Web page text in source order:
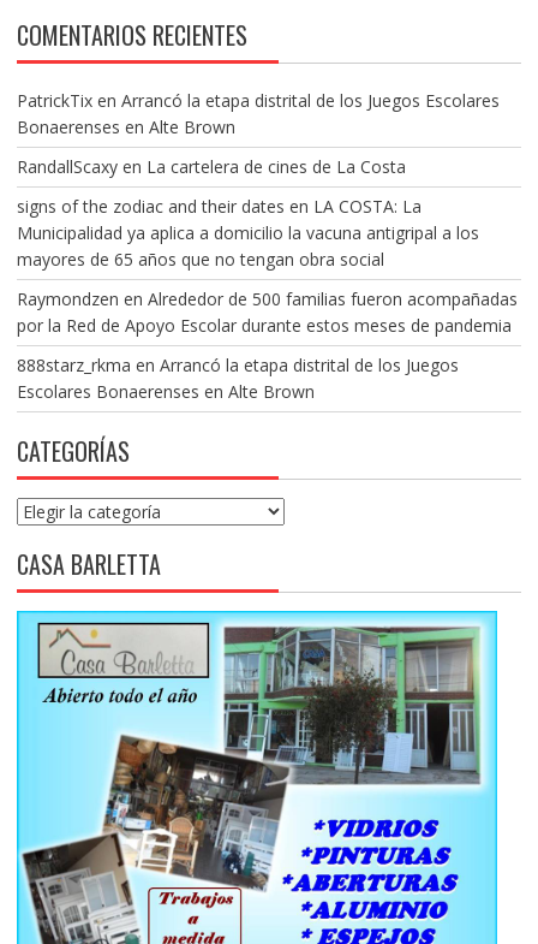
COMENTARIOS RECIENTES
PatrickTixen Arrancó la etapa distrital de los Juegos Escolares
Bonaerenses en Alte Brown
RandallScaxyen La cartelera de cines de La Costa
signs of the zodiac and their dates en LA COSTA: La
Municipalidad ya aplica a domicilio la vacuna antigripal a los
mayores de 65 años que no tengan obra social
Raymondzen en Alrededor de 500 familias fueron acompañadas
por la Red de Apoyo Escolar durante estos meses de pandemia
888starz_rkma en Arrancó la etapa distrital de los Juegos
Escolares Bonaerenses en Alte Brown
CATEGORÍAS
Categorías
CASA BARLETTA